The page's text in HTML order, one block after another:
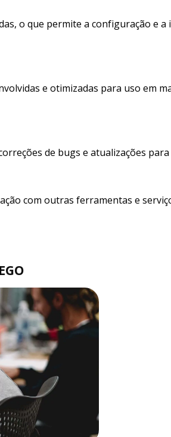
o que permite a configuração e
e otimizadas para uso em
de bugs e atualizações
com outras ferramentas e